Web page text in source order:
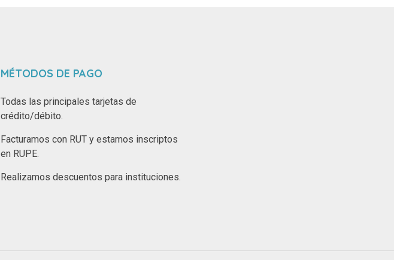
MÉTODOS DE PAGO
Todas las principales tarjetas de
crédito/débito.
Facturamos con RUT y estamos inscriptos
en RUPE.
Realizamos descuentos para instituciones.